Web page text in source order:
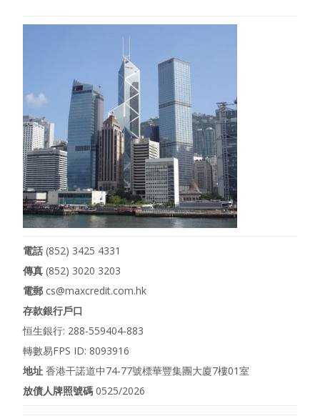
電話 (852) 3425 4331
傳真 (852) 3020 3203
電郵 cs@maxcredit.com.hk
存款銀行戶口
恒生銀行: 288-559404-883
轉數易FPS ID: 8093916
地址 香港干諾道中74-77號標華豐集團大廈7樓01室
放債人牌照號碼 0525/2026